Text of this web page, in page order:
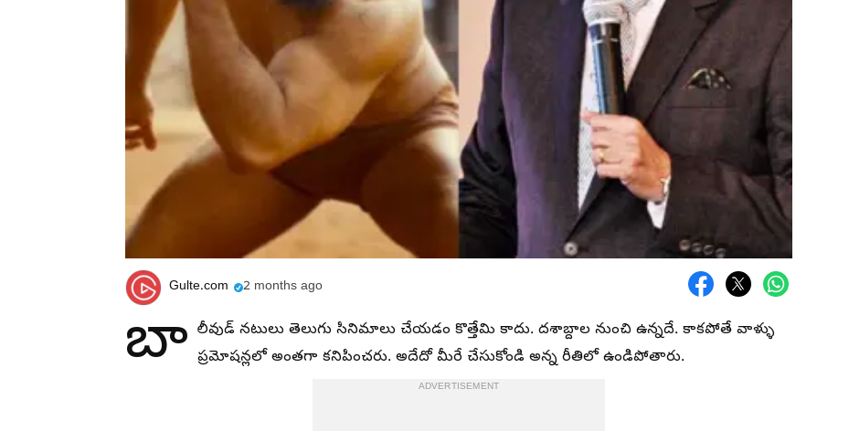
Gulte.com 2 months ago
బా లీవుడ్ నటులు తెలుగు సినిమాలు చేయడం కొత్తేమి కాదు. దశాబ్దాల నుంచి ఉన్నదే. కాకపోతే వాళ్ళు
ప్రమోషన్లలో అంతగా కనిపించరు. అదేదో మీరే చేసుకోండి అన్న రీతిలో ఉండిపోతారు.
ADVERTISEMENT